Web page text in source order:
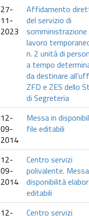
27-
11-
2023
Affidamento
del servizio di
somministrazione
lavoro
n. 2 unità di
a tempo
da destinare
ZFD e ZES dello
di Segreteria
12-
09-
2014
Messa in
file editabili
12-
09-
2014
Centro servizi
polivalente.
disponibilità
editabili
12-
Centro servizi